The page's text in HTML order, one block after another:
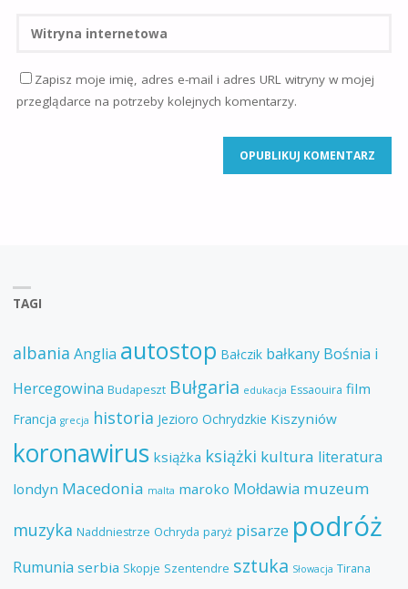
Zapisz moje imię, adres e-mail i adres URL witryny w mojej
przeglądarce na potrzeby kolejnych komentarzy.
TAGI
albania Anglia autostop Bałczik bałkany Bośnia i
Hercegowina Budapeszt Bułgaria edukacja Essaouira film
Francja grecja historia Jezioro Ochrydzkie Kiszyniów
koronawirus książka książki kultura literatura
londyn Macedonia malta maroko Mołdawia muzeum
muzyka Naddniestrze Ochryda paryż pisarze podróż
Rumunia serbia Skopje Szentendre sztuka Słowacja Tirana